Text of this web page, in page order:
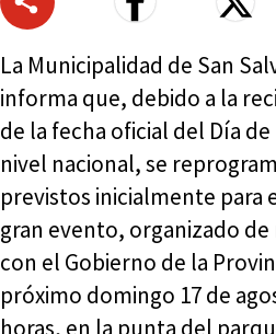
La Municipalidad de San
informa que, debido a la
de la fecha oficial del Día de
nivel nacional, se
previstos inicialmente para
gran evento, organizado
con el Gobierno de la
próximo domingo 17 de
horas, en la punta del